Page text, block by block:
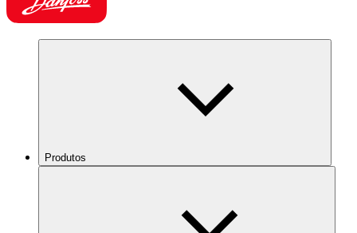
Produtos